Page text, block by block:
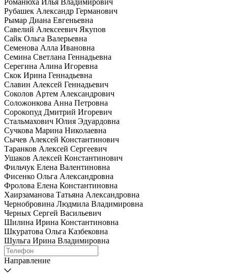
Романюха Илья Владимирович
Рубашек Александр Германович
Рымар Диана Евгеньевна
Савелий Алексеевич Якупов
Сайк Ольга Валерьевна
Семенова Алла Ивановна
Семина Светлана Геннадьевна
Серегина Алина Игоревна
Скок Ирина Геннадьевна
Славин Алексей Геннадьевич
Соколов Артем Александрович
Соложонкова Анна Петровна
Сорокопуд Дмитрий Игоревич
Стальмахович Юлия Эдуардовна
Сучкова Марина Николаевна
Сычев Алексей Константинович
Таранков Алексей Сергеевич
Ушаков Алексей Константинович
Фильчук Елена Валентиновна
Фисенко Ольга Александровна
Фролова Елена Константиновна
Хаирзаманова Татьяна Александровна
Чернобровина Людмила Владимировна
Черных Сергей Васильевич
Шилина Ирина Константиновна
Шкуратова Ольга Казбековна
Шульга Ирина Владимировна
Направление